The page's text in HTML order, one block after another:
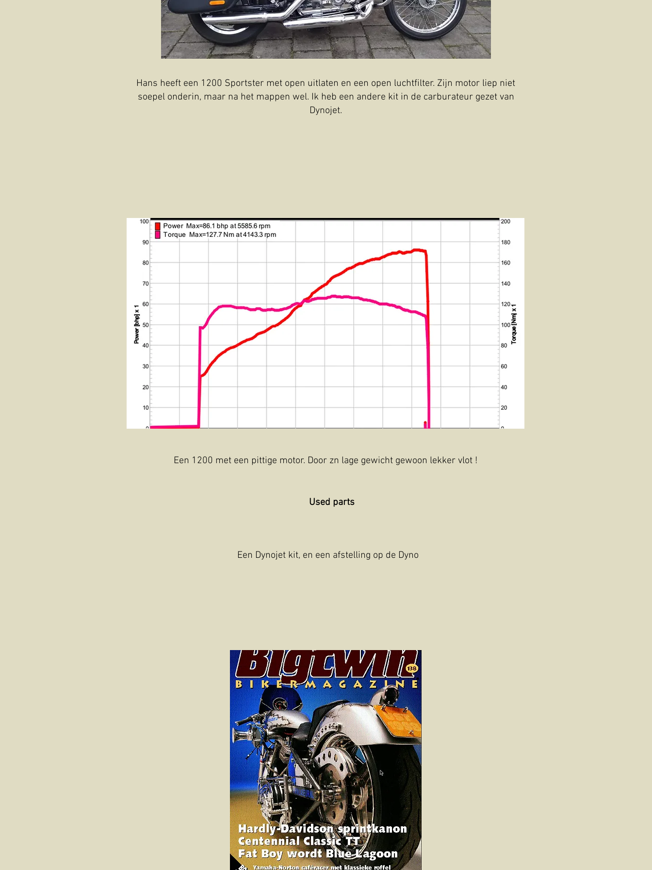
Hans heeft een 1200 Sportster met open uitlaten en een open luchtfilter. Zijn motor liep niet
soepel onderin, maar na het mappen wel. Ik heb een andere kit in de carburateur gezet van
Dynojet.
Een 1200 met een pittige motor. Door zn lage gewicht gewoon lekker vlot !
Used parts
Een Dynojet kit, en een afstelling op de Dyno